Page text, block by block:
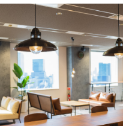
：15名
リエンジニア：12名、イ
ェ社全体：300名
社全体：約900名